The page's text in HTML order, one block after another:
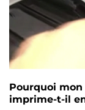
Pourquoi
imprime-t-il